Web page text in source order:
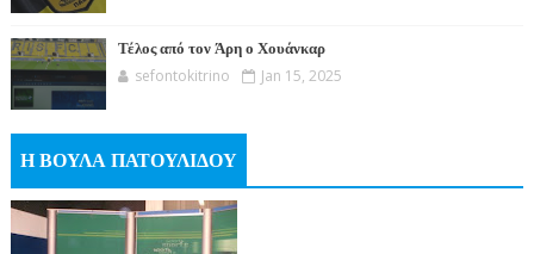
Τέλος από τον Άρη ο Χουάνκαρ
sefontokitrino Jan 15, 2025
Η ΒΟΥΛΑ ΠΑΤΟΥΛΙΔΟΥ